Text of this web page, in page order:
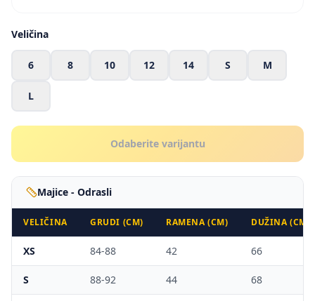
Veličina
6 8 10 12 14 S M
L
Odaberite varijantu
Majice - Odrasli
VELIČINA GRUDI (CM) RAMENA (CM) DUŽINA (CM)
XS 84-88 42 66
S 88-92 44 68